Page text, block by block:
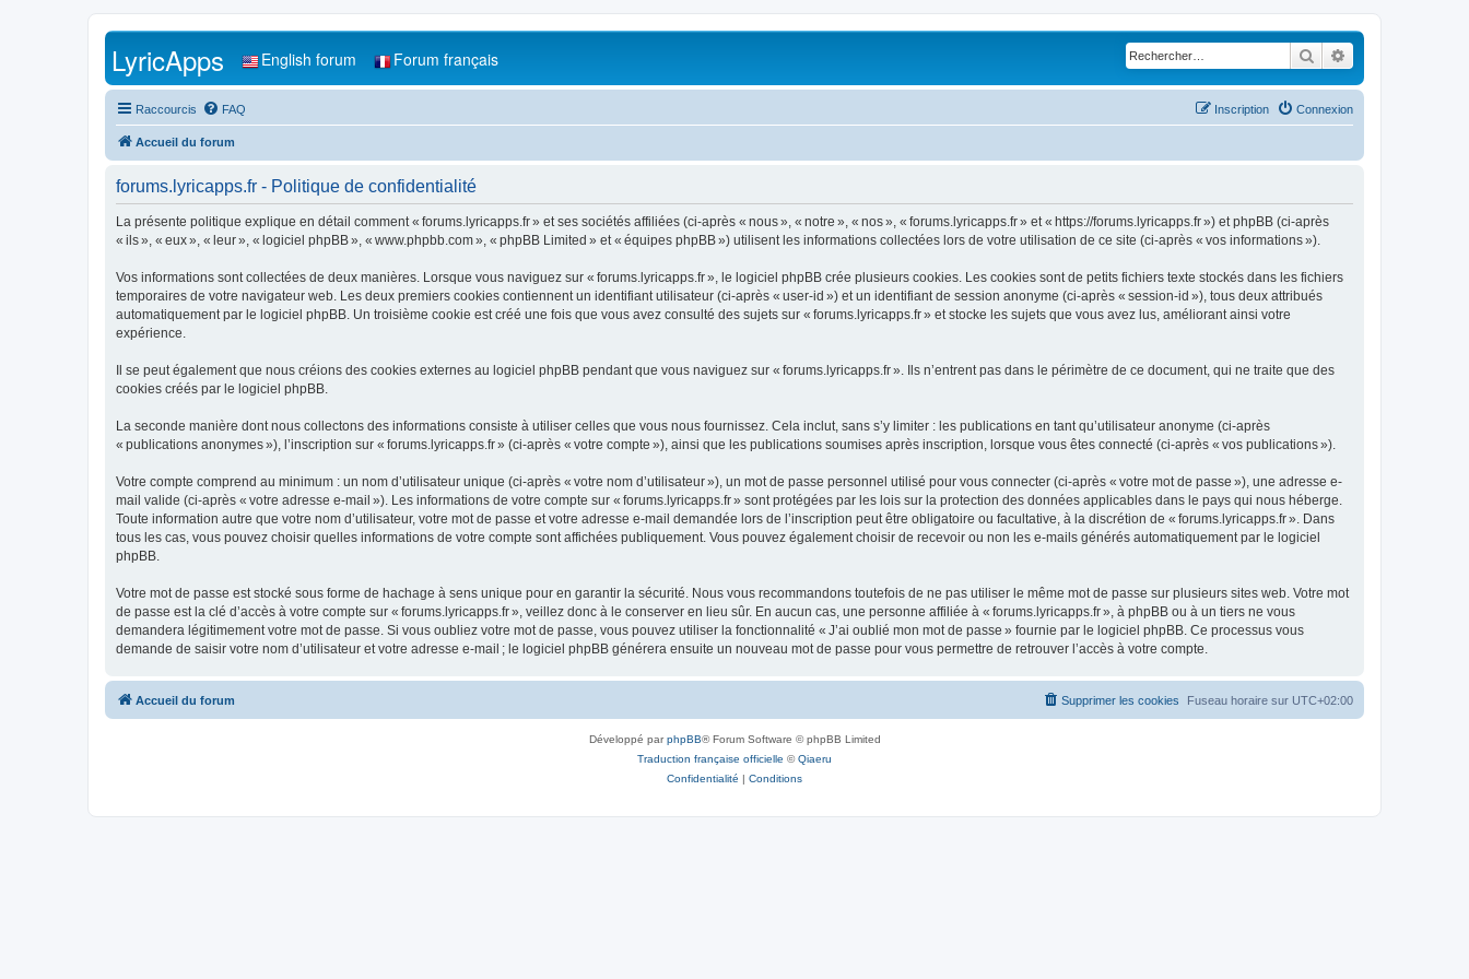
Rechercher
LyricApps English forum Forum français
Raccourcis FAQ Connexion
Inscription
Accueil du forum
forums.lyricapps.fr - Politique de confidentialité
La présente politique explique en détail comment « forums.lyricapps.fr » et ses sociétés affiliées (ci-après « nous », « notre », « nos », « forums.lyricapps.fr » et « https://forums.lyricapps.fr ») et phpBB (ci-après
« ils », « eux », « leur », « logiciel phpBB », « www.phpbb.com », « phpBB Limited » et « équipes phpBB ») utilisent les informations collectées lors de votre utilisation de ce site (ci-après « vos informations »).
Vos informations sont collectées de deux manières. Lorsque vous naviguez sur « forums.lyricapps.fr », le logiciel phpBB crée plusieurs cookies. Les cookies sont de petits fichiers texte stockés dans les fichiers
temporaires de votre navigateur web. Les deux premiers cookies contiennent un identifiant utilisateur (ci-après « user-id ») et un identifiant de session anonyme (ci-après « session-id »), tous deux attribués
automatiquement par le logiciel phpBB. Un troisième cookie est créé une fois que vous avez consulté des sujets sur « forums.lyricapps.fr » et stocke les sujets que vous avez lus, améliorant ainsi votre
expérience.
Il se peut également que nous créions des cookies externes au logiciel phpBB pendant que vous naviguez sur « forums.lyricapps.fr ». Ils n’entrent pas dans le périmètre de ce document, qui ne traite que des
cookies créés par le logiciel phpBB.
La seconde manière dont nous collectons des informations consiste à utiliser celles que vous nous fournissez. Cela inclut, sans s’y limiter : les publications en tant qu’utilisateur anonyme (ci-après
« publications anonymes »), l’inscription sur « forums.lyricapps.fr » (ci-après « votre compte »), ainsi que les publications soumises après inscription, lorsque vous êtes connecté (ci-après « vos publications »).
Votre compte comprend au minimum : un nom d’utilisateur unique (ci-après « votre nom d’utilisateur »), un mot de passe personnel utilisé pour vous connecter (ci-après « votre mot de passe »), une adresse e-
mail valide (ci-après « votre adresse e-mail »). Les informations de votre compte sur « forums.lyricapps.fr » sont protégées par les lois sur la protection des données applicables dans le pays qui nous héberge.
Toute information autre que votre nom d’utilisateur, votre mot de passe et votre adresse e-mail demandée lors de l’inscription peut être obligatoire ou facultative, à la discrétion de « forums.lyricapps.fr ». Dans
tous les cas, vous pouvez choisir quelles informations de votre compte sont affichées publiquement. Vous pouvez également choisir de recevoir ou non les e-mails générés automatiquement par le logiciel
phpBB.
Votre mot de passe est stocké sous forme de hachage à sens unique pour en garantir la sécurité. Nous vous recommandons toutefois de ne pas utiliser le même mot de passe sur plusieurs sites web. Votre mot
de passe est la clé d’accès à votre compte sur « forums.lyricapps.fr », veillez donc à le conserver en lieu sûr. En aucun cas, une personne affiliée à « forums.lyricapps.fr », à phpBB ou à un tiers ne vous
demandera légitimement votre mot de passe. Si vous oubliez votre mot de passe, vous pouvez utiliser la fonctionnalité « J’ai oublié mon mot de passe » fournie par le logiciel phpBB. Ce processus vous
demande de saisir votre nom d’utilisateur et votre adresse e-mail ; le logiciel phpBB générera ensuite un nouveau mot de passe pour vous permettre de retrouver l’accès à votre compte.
Accueil du forum Fuseau horaire sur UTC+02:00
Supprimer les cookies
Développé parphpBB® Forum Software © phpBB Limited
Traduction française officielle ©Qiaeru
Confidentialité | Conditions